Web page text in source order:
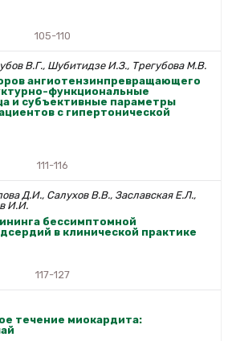
105-110
В.Г., Шубитидзе И.З., Трегубова М.В.
ангиотензинпревращающего
функциональные
и субъективные параметры
с гипертонической
111-116
Д.И., Салухов В.В., Заславская Е.Л.,
И.И.
бессимптомной
в клинической практике
117-127
течение миокардита: